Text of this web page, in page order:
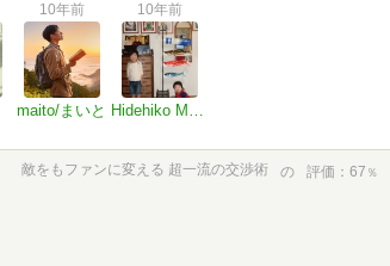
10年前
maito/まいと
10年前
Hidehiko Maruta
敵をもファンに変える 超一流の交渉術 の 評価 67 ％